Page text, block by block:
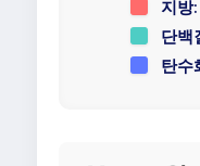
지방:
단백
탄수